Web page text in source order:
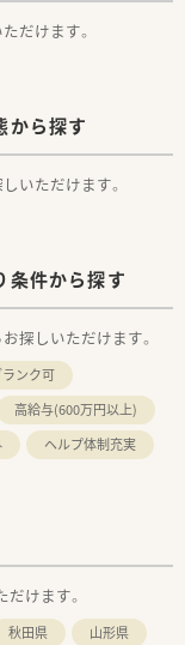
だけます。
から探す
いただけます。
条件から探す
探しいただけます。
ランク可
高給与(600万円以上)
ヘルプ体制充実
けます。
秋田県
山形県